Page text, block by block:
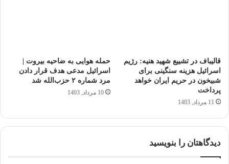
قالیباف در تشییع شهید هنیه: رژیم
اسرائیل هزینه سنگینی برای
شبیخون در حریم ایران خواهد
پرداخت
11 مرداد, 1403
حمله هوایی به ضاحیه بیروت |
اسرائیل مدعی هدف قرار دادن
مرد شماره ۲ حزب‌الله شد
10 مرداد, 1403
دیدگاهتان را بنویسید